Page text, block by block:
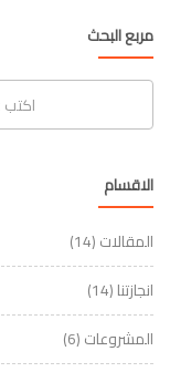
مربع البحث
الاقسام
المقالات(14)
انجازتنا(14)
المشروعات(6)